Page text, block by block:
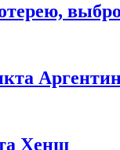
Хенш